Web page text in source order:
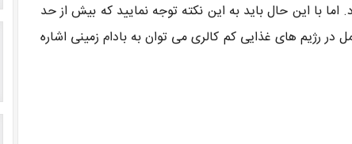
با این حال باید به این نکته توجه نمایید که بیش از حد
رژیم های غذایی کم کالری می توان به بادام زمینی اشاره